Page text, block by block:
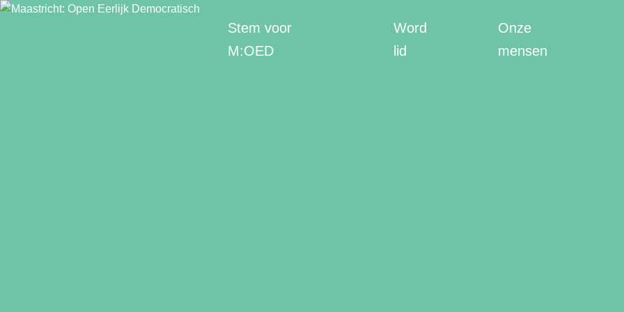
Stem voor
M:OED
Word
lid
Onze
mensen